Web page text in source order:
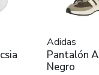
Adidas
Pantalón
Negro